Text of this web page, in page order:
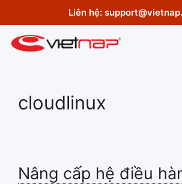
content
Liên hệ:
cloudlinux
Nâng cấp hệ điều